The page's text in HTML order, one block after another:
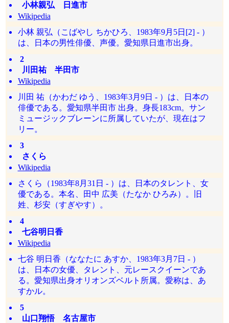
小林親弘 日進市
Wikipedia
小林 親弘（こばやし ちかひろ、1983年9月5日[2] - ）
は、日本の男性俳優、声優。愛知県日進市出身。
2
川田祐 半田市
Wikipedia
川田 祐（かわだ ゆう、1983年3月9日 - ）は、日本の
俳優である。愛知県半田市 出身。身長183cm。サン
ミュージックブレーンに所属していたが、現在はフ
リー。
3
さくら
Wikipedia
さくら（1983年8月31日 - ）は、日本のタレント、女
優である。本名、田中 広美（たなか ひろみ）。旧
姓、杉安（すぎやす）。
4
七谷明日香
Wikipedia
七谷 明日香（ななたに あすか、1983年3月7日 - ）
は、日本の女優、タレント、元レースクイーンであ
る。愛知県出身オリオンズベルト所属。愛称は、あ
すかル。
5
山口翔悟 名古屋市